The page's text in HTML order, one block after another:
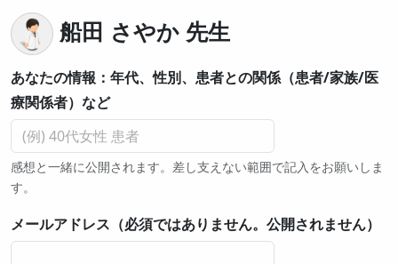
船田 さやか 先生
あなたの情報：年代、性別、患者との関係（患者/家族/医
療関係者）など
感想と一緒に公開されます。差し支えない範囲で記入をお願いしま
す。
メールアドレス（必須ではありません。公開されません）